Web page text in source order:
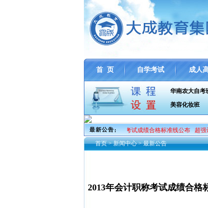
首 页 自学考试 成人
华南农大自考
美容化妆班
2013年会计职称考试成绩合格标准线公布 超强记
首页 > 新闻中心 > 最新公告
2013年会计职称考试成绩合格